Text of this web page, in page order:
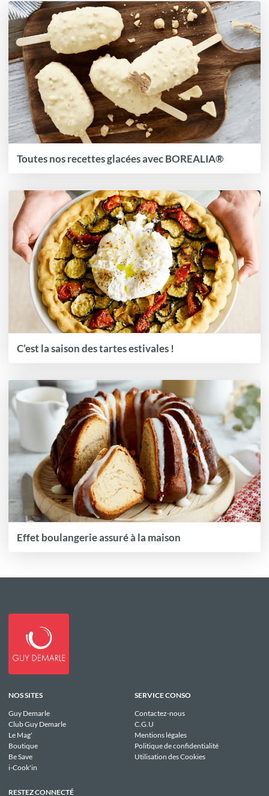
Toutes nos recettes glacées avec BOREALIA®
C’est la saison des tartes estivales !
Effet boulangerie assuré à la maison
NOS SITES
Guy Demarle
Club Guy Demarle
Le Mag'
Boutique
Be Save
i-Cook'in
SERVICE CONSO
Contactez-nous
C.G.U
Mentions légales
Politique de confidentialité
Utilisation des Cookies
RESTEZ CONNECTÉ